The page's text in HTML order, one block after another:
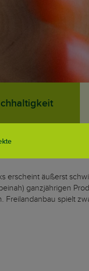
erscheint äußerst
ganzjährigen
spielt